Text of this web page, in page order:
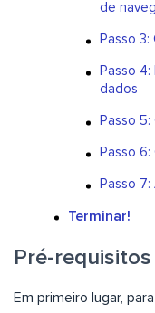
de
Passo
Passo
dados
Passo
Passo
Passo
Terminar!
Pré-requisitos
Em primeiro lugar,